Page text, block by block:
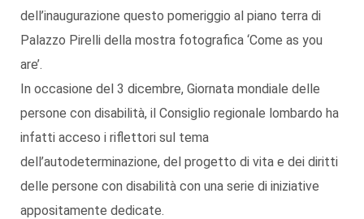
dell’inaugurazione questo pomeriggio al piano terra di
Palazzo Pirelli della mostra fotografica ‘Come as you
are’.
In occasione del 3 dicembre, Giornata mondiale delle
persone con disabilità, il Consiglio regionale lombardo ha
infatti acceso i riflettori sul tema
dell’autodeterminazione, del progetto di vita e dei diritti
delle persone con disabilità con una serie di iniziative
appositamente dedicate.